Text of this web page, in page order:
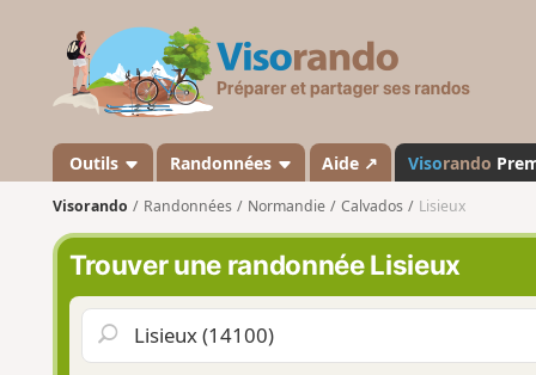
s
a
n
o
Outils Randonnées Aide ↗ Visorando
Visorando Randonnées Normandie Calvados Lisieux
Trouver une randonnée Lisieux